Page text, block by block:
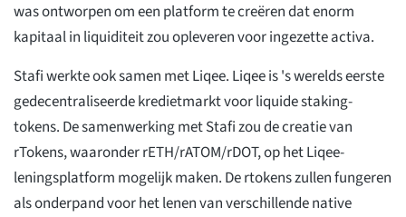
was ontworpen om een platform te creëren dat enorm
kapitaal in liquiditeit zou opleveren voor ingezette activa.
Stafi werkte ook samen met Liqee. Liqee is 's werelds eerste
gedecentraliseerde kredietmarkt voor liquide staking-
tokens. De samenwerking met Stafi zou de creatie van
rTokens, waaronder rETH/rATOM/rDOT, op het Liqee-
leningsplatform mogelijk maken. De rtokens zullen fungeren
als onderpand voor het lenen van verschillende native